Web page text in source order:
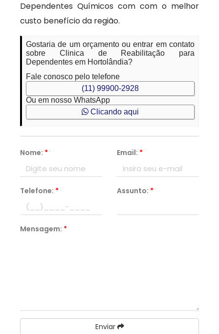
Dependentes Químicos com com o melhor
custo benefício da região.
Gostaria de um orçamento ou entrar em contato
sobre Clinica de Reabilitação para
Dependentes em Hortolândia?
Fale conosco pelo telefone
(11) 99900-2928
Ou em nosso WhatsApp
Clicando aqui
Nome: * Email: *
Telefone: * Assunto: *
Mensagem: *
Enviar